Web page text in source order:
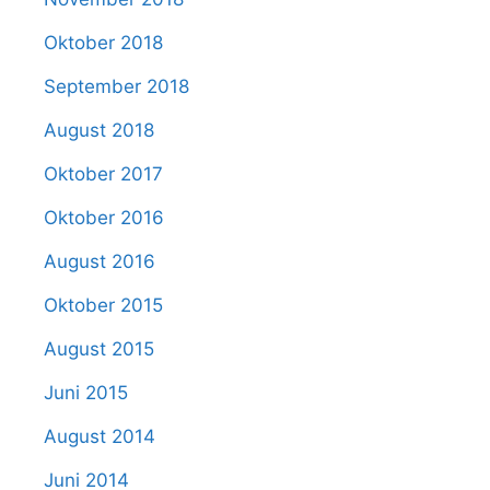
Oktober 2018
September 2018
August 2018
Oktober 2017
Oktober 2016
August 2016
Oktober 2015
August 2015
Juni 2015
August 2014
Juni 2014